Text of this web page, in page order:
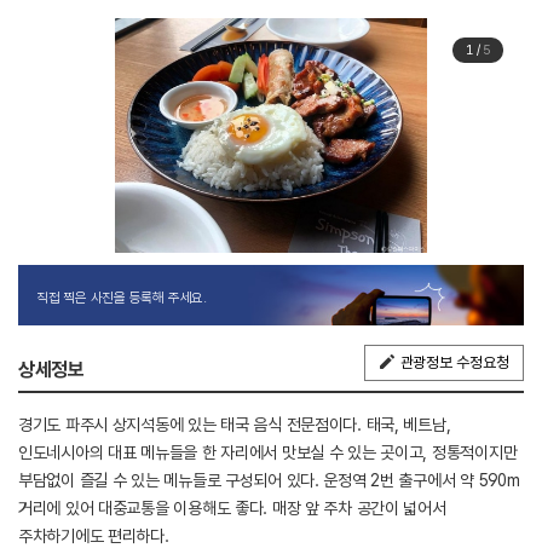
1/ 5
직접 찍은 사진을 등록해 주세요.
상세정보 관광정보 수정요청
경기도 파주시 상지석동에 있는 태국 음식 전문점이다. 태국, 베트남,
인도네시아의 대표 메뉴들을 한 자리에서 맛보실 수 있는 곳이고, 정통적이지만
부담없이 즐길 수 있는 메뉴들로 구성되어 있다. 운정역 2번 출구에서 약 590m
거리에 있어 대중교통을 이용해도 좋다. 매장 앞 주차 공간이 넓어서
주차하기에도 편리하다.